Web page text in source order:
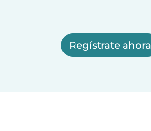
Regístrate ahora